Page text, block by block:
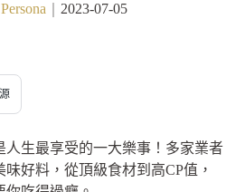
Persona 2023-07-05
人生最享受的一大樂事！多家業者
好料，從頂級食材到高CP值，